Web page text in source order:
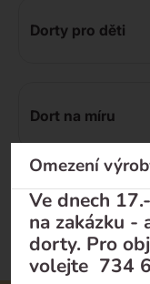
Dorty pro děti
Dort na míru
Doporučujeme Od
Omezení
Ve dnech
na zakázku -
dorty. Pro
volejte 734